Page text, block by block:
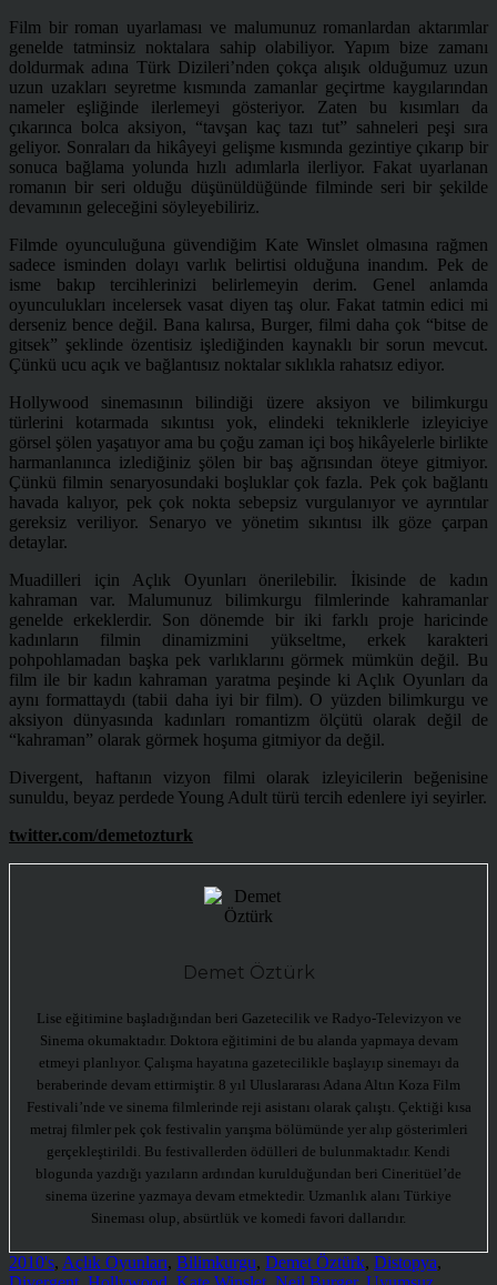
Film bir roman uyarlaması ve malumunuz romanlardan aktarımlar
genelde tatminsiz noktalara sahip olabiliyor. Yapım bize zamanı
doldurmak adına Türk Dizileri’nden çokça alışık olduğumuz uzun
uzun uzakları seyretme kısmında zamanlar geçirtme kaygılarından
nameler eşliğinde ilerlemeyi gösteriyor. Zaten bu kısımları da
çıkarınca bolca aksiyon, “tavşan kaç tazı tut” sahneleri peşi sıra
geliyor. Sonraları da hikâyeyi gelişme kısmında gezintiye çıkarıp bir
sonuca bağlama yolunda hızlı adımlarla ilerliyor. Fakat uyarlanan
romanın bir seri olduğu düşünüldüğünde filminde seri bir şekilde
devamının geleceğini söyleyebiliriz.
Filmde oyunculuğuna güvendiğim Kate Winslet olmasına rağmen
sadece isminden dolayı varlık belirtisi olduğuna inandım. Pek de
isme bakıp tercihlerinizi belirlemeyin derim. Genel anlamda
oyunculukları incelersek vasat diyen taş olur. Fakat tatmin edici mi
derseniz bence değil. Bana kalırsa, Burger, filmi daha çok “bitse de
gitsek” şeklinde özentisiz işlediğinden kaynaklı bir sorun mevcut.
Çünkü ucu açık ve bağlantısız noktalar sıklıkla rahatsız ediyor.
Hollywood sinemasının bilindiği üzere aksiyon ve bilimkurgu
türlerini kotarmada sıkıntısı yok, elindeki tekniklerle izleyiciye
görsel şölen yaşatıyor ama bu çoğu zaman içi boş hikâyelerle birlikte
harmanlanınca izlediğiniz şölen bir baş ağrısından öteye gitmiyor.
Çünkü filmin senaryosundaki boşluklar çok fazla. Pek çok bağlantı
havada kalıyor, pek çok nokta sebepsiz vurgulanıyor ve ayrıntılar
gereksiz veriliyor. Senaryo ve yönetim sıkıntısı ilk göze çarpan
detaylar.
Muadilleri için Açlık Oyunları önerilebilir. İkisinde de kadın
kahraman var. Malumunuz bilimkurgu filmlerinde kahramanlar
genelde erkeklerdir. Son dönemde bir iki farklı proje haricinde
kadınların filmin dinamizmini yükseltme, erkek karakteri
pohpohlamadan başka pek varlıklarını görmek mümkün değil. Bu
film ile bir kadın kahraman yaratma peşinde ki Açlık Oyunları da
aynı formattaydı (tabii daha iyi bir film). O yüzden bilimkurgu ve
aksiyon dünyasında kadınları romantizm ölçütü olarak değil de
“kahraman” olarak görmek hoşuma gitmiyor da değil.
Divergent, haftanın vizyon filmi olarak izleyicilerin beğenisine
sunuldu, beyaz perdede Young Adult türü tercih edenlere iyi seyirler.
twitter.com/demetozturk
Demet Öztürk
Lise eğitimine başladığından beri Gazetecilik ve Radyo-Televizyon ve
Sinema okumaktadır. Doktora eğitimini de bu alanda yapmaya devam
etmeyi planlıyor. Çalışma hayatına gazetecilikle başlayıp sinemayı da
beraberinde devam ettirmiştir. 8 yıl Uluslararası Adana Altın Koza Film
Festivali’nde ve sinema filmlerinde reji asistanı olarak çalıştı. Çektiği kısa
metraj filmler pek çok festivalin yarışma bölümünde yer alıp gösterimleri
gerçekleştirildi. Bu festivallerden ödülleri de bulunmaktadır. Kendi
blogunda yazdığı yazıların ardından kurulduğundan beri Cineritüel’de
sinema üzerine yazmaya devam etmektedir. Uzmanlık alanı Türkiye
Sineması olup, absürtlük ve komedi favori dallarıdır.
2010's, Açlık Oyunları, Bilimkurgu, Demet Öztürk, Distopya,